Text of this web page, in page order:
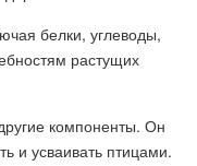
белки, углеводы,
растущих
компоненты. Он
и усваивать птицами.